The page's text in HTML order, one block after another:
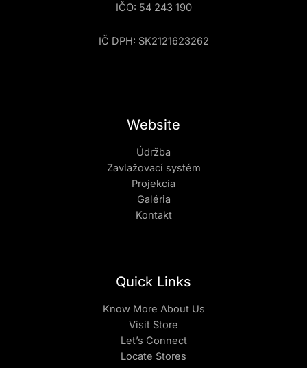
IČO: 54 243 190
IČ DPH: SK2121623262
Website
Údržba
Zavlažovací systém
Projekcia
Galéria
Kontakt
Quick Links
Know More About Us
Visit Store
Let’s Connect
Locate Stores